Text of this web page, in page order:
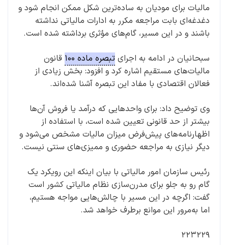
مالیات برای مودیان به ساده‌ترین شکل ممکن انجام شود و
دغدغه‌ای بابت مراجعه مکرر به ادارات مالیاتی نداشته
باشند و در این مسیر، گام‌های مؤثری برداشته شده است.
سبحانیان در ادامه به اجرای تبصره ماده ۱۰۰
قانون
مالیات‌های مستقیم اشاره کرد و افزود: بخش زیادی از
فعالان اقتصادی با مفاد این تبصره آشنا شده‌اند.
وی توضیح داد: برای واحدهایی که درآمد یا فروش آن‌ها
بیشتر از حد قانونی تعیین شده است، با استفاده از
اظهارنامه‌های پیش‌فرض میزان مالیات مشخص می‌شود و
دیگر نیازی به مراجعه حضوری و ممیزی‌های سنتی نیست.
رئیس سازمان امور مالیاتی با بیان اینکه این رویکرد یک
گام رو به جلو برای مدرن‌سازی نظام مالیاتی کشور است
گفت: اگرچه در این مسیر با چالش‌هایی مواجه هستیم،
اما به‌مرور این موانع برطرف خواهد شد.
۲۲۳۲۲۹